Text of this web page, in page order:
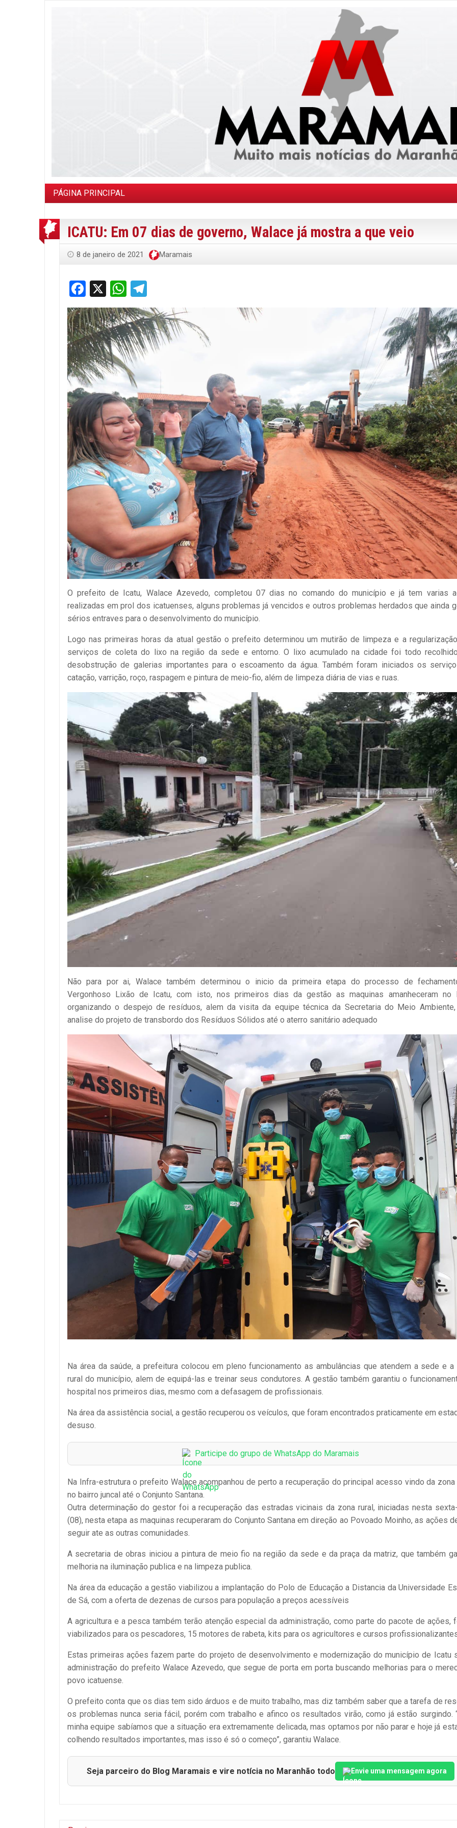
PÁGINA PRINCIPAL
ICATU: Em 07 dias de governo, Walace já mostra a que veio
8 de janeiro de 2021 Maramais
Facebook
X WhatsApp
O prefeito de Icatu, Walace Azevedo, completou 07 dias no comando do município e já tem varias
realizadas em prol dos icatuenses, alguns problemas já vencidos e outros problemas herdados que ainda
sérios entraves para o desenvolvimento do município.
Logo nas primeiras horas da atual gestão o prefeito determinou um mutirão de limpeza e a
serviços de coleta do lixo na região da sede e entorno. O lixo acumulado na cidade foi todo
desobstrução de galerias importantes para o escoamento da água. Também foram iniciados os
catação, varrição, roço, raspagem e pintura de meio-fio, além de limpeza diária de vias e ruas.
Não para por ai, Walace também determinou o inicio da primeira etapa do processo de
Vergonhoso Lixão de Icatu, com isto, nos primeiros dias da gestão as maquinas amanheceram no
organizando o despejo de resíduos, alem da visita da equipe técnica da Secretaria do Meio Ambiente,
analise do projeto de transbordo dos Resíduos Sólidos até o aterro sanitário adequado
Na área da saúde, a prefeitura colocou em pleno funcionamento as ambulâncias que atendem a sede e a
rural do município, alem de equipá-las e treinar seus condutores. A gestão também garantiu o
hospital nos primeiros dias, mesmo com a defasagem de profissionais.
Na área da assistência social, a gestão recuperou os veículos, que foram encontrados praticamente em
desuso.
Participe do grupo de WhatsApp do Maramais
Na Infra-estrutura o prefeito Walace acompanhou de perto a recuperação do principal acesso vindo da zona
no bairro juncal até o Conjunto Santana.
Outra determinação do gestor foi a recuperação das estradas vicinais da zona rural, iniciadas nesta
(08), nesta etapa as maquinas recuperaram do Conjunto Santana em direção ao Povoado Moinho, as ações
seguir ate as outras comunidades.
A secretaria de obras iniciou a pintura de meio fio na região da sede e da praça da matriz, que também
melhoria na iluminação publica e na limpeza publica.
Na área da educação a gestão viabilizou a implantação do Polo de Educação a Distancia da Universidade
de Sá, com a oferta de dezenas de cursos para população a preços acessíveis
A agricultura e a pesca também terão atenção especial da administração, como parte do pacote de ações,
viabilizados para os pescadores, 15 motores de rabeta, kits para os agricultores e cursos
Estas primeiras ações fazem parte do projeto de desenvolvimento e modernização do município de Icatu
administração do prefeito Walace Azevedo, que segue de porta em porta buscando melhorias para o
povo icatuense.
O prefeito conta que os dias tem sido árduos e de muito trabalho, mas diz também saber que a tarefa de
os problemas nunca seria fácil, porém com trabalho e afinco os resultados virão, como já estão surgindo.
minha equipe sabíamos que a situação era extremamente delicada, mas optamos por não parar e hoje já
colhendo resultados importantes, mas isso é só o começo”, garantiu Walace.
Seja parceiro do Blog Maramais e vire notícia no Maranhão todo Envie uma mensagem agora